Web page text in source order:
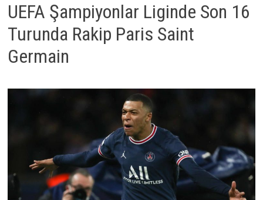
UEFA Şampiyonlar Liginde Son 16
Turunda Rakip Paris Saint
Germain